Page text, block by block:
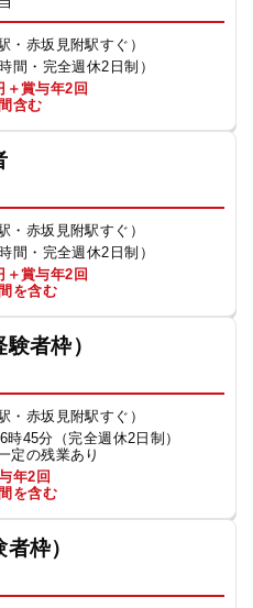
・赤坂見附駅すぐ）
間・完全週休2日制）
＋賞与年2回
含む
・赤坂見附駅すぐ）
間・完全週休2日制）
＋賞与年2回
を含む
者枠）
・赤坂見附駅すぐ）
45分（完全週休2日制）
定の残業あり
年2回
を含む
枠）